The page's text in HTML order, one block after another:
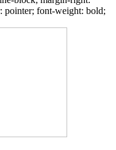
pointer; font-weight: bold;